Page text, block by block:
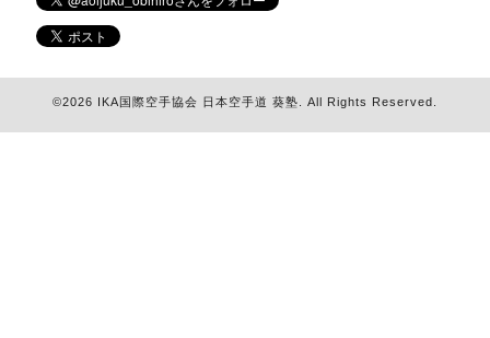
©2026 IKA国際空手協会 日本空手道 葵塾 . All Rights Reserved.